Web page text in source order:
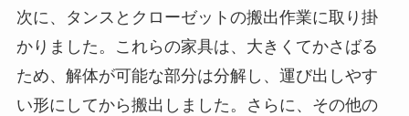
次に、タンスとクローゼットの搬出作業に取り掛
かりました。これらの家具は、大きくてかさばる
ため、解体が可能な部分は分解し、運び出しやす
い形にしてから搬出しました。さらに、その他の